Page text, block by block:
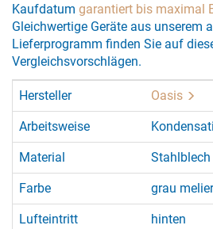
Kaufdatum garantiert bis maximal
Gleichwertige Geräte aus unserem
Lieferprogramm finden Sie auf
Vergleichsvorschlägen.
Hersteller Oasis
Arbeitsweise
Material
Farbe grau
Lufteintritt hinten